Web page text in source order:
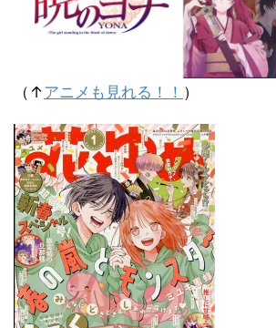
（↑アニメも見れる！！ ）